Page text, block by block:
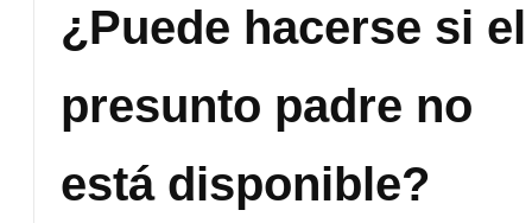
¿Puede hacerse si el
presunto padre no
está disponible?